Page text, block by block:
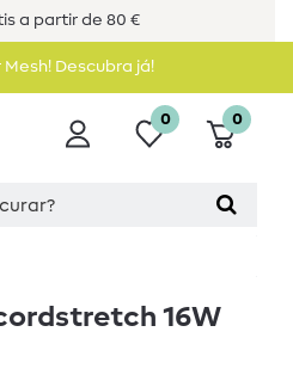
a partir de 80 €
Mesh! Descubra já!
0 0
16W